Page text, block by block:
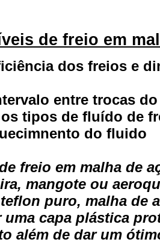
de freio em
dos freios e
entre trocas
tipos de fluído de
do fluido
freio em malha de
mangote ou
puro, malha de
capa plástica
além de dar um